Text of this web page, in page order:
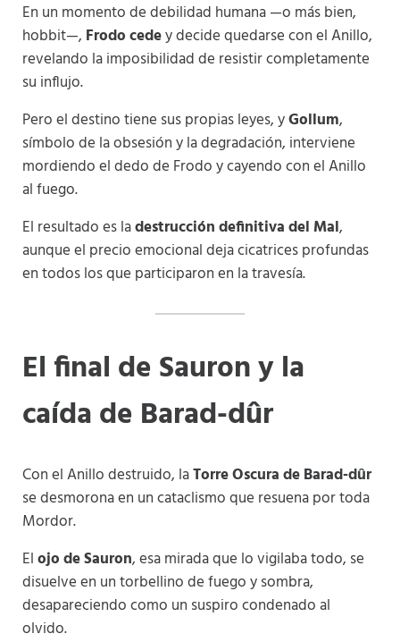
En un momento de debilidad humana —o más bien,
hobbit—, Frodo cedey decide quedarse con el Anillo,
revelando la imposibilidad de resistir completamente
su influjo.
Pero el destino tiene sus propias leyes, yGollum,
símbolo de la obsesión y la degradación, interviene
mordiendo el dedo de Frodo y cayendo con el Anillo
al fuego.
El resultado es ladestrucción definitiva del Mal,
aunque el precio emocional deja cicatrices profundas
en todos los que participaron en la travesía.
El final de Sauron y la
caída de Barad-dûr
Con el Anillo destruido, laTorre Oscura de Barad-dûr
se desmorona en un cataclismo que resuena por toda
Mordor.
Elojo de Sauron, esa mirada que lo vigilaba todo, se
disuelve en un torbellino de fuego y sombra,
desapareciendo como un suspiro condenado al
olvido.